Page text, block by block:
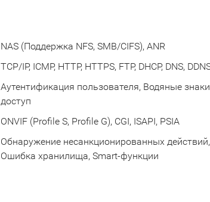
NAS (Поддержка NFS, SMB/CIFS), ANR
TCP/IP, ICMP, HTTP, HTTPS, FTP, DHCP, DNS,
Аутентификация пользователя, Водяные
доступ
ONVIF (Profile S, Profile G), CGI, ISAPI, PSIA
Обнаружение несанкционированных
Ошибка хранилища, Smart-функции